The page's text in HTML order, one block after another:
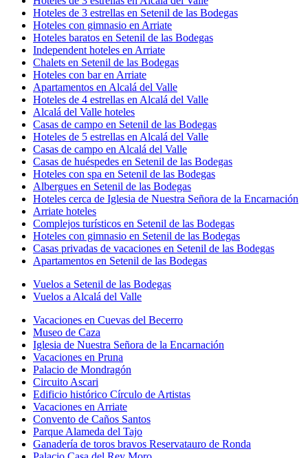
Hoteles con bar en Alcalá del Valle
Hoteles en la playa en Setenil de las Bodegas
Hoteles cerca de Ruinas romanas de Acinipo
Hoteles románticos en Alcalá del Valle
Hoteles con bar en Setenil de las Bodegas
Hoteles de 5 estrellas en Setenil de las Bodegas
Hoteles cerca de Castillo Nazarí
Setenil de las Bodegas hoteles
Campings de caravanas en Alcalá del Valle
Posadas en Setenil de las Bodegas
Hoteles con piscina en Setenil de las Bodegas
Hoteles de 3 estrellas en Alcalá del Valle
Hoteles de 3 estrellas en Setenil de las Bodegas
Hoteles con gimnasio en Arriate
Hoteles baratos en Setenil de las Bodegas
Independent hoteles en Arriate
Chalets en Setenil de las Bodegas
Hoteles con bar en Arriate
Apartamentos en Alcalá del Valle
Hoteles de 4 estrellas en Alcalá del Valle
Alcalá del Valle hoteles
Casas de campo en Setenil de las Bodegas
Hoteles de 5 estrellas en Alcalá del Valle
Casas de campo en Alcalá del Valle
Hoteles con spa en Setenil de las Bodegas
Albergues en Setenil de las Bodegas
Hoteles cerca de Iglesia de Nuestra Señora de la Encarnación
Arriate hoteles
Complejos turísticos en Setenil de las Bodegas
Hoteles con gimnasio en Setenil de las Bodegas
Casas privadas de vacaciones en Setenil de las Bodegas
Apartamentos en Setenil de las Bodegas
Vuelos a Setenil de las Bodegas
Vuelos a Alcalá del Valle